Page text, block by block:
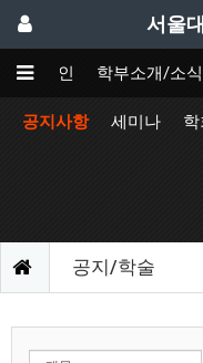
서울
메인 학부소개/소식
공지사항 세미나
공지/학술